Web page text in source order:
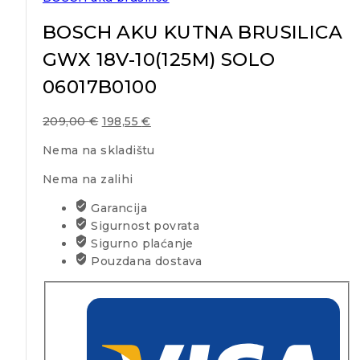
BOSCH AKU KUTNA BRUSILICA
GWX 18V-10(125M) SOLO
06017B0100
209,00€ 198,55€
Nema na skladištu
Nema na zalihi
Garancija
Sigurnost povrata
Sigurno plaćanje
Pouzdana dostava